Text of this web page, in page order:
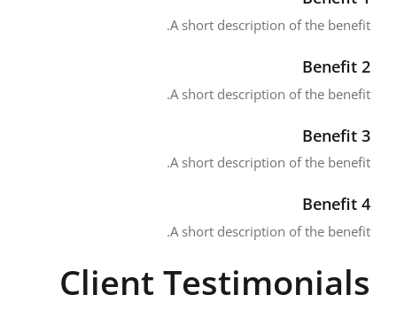
A short description of the benefit.
Benefit 2
A short description of the benefit.
Benefit 3
A short description of the benefit.
Benefit 4
A short description of the benefit.
Client Testimonials